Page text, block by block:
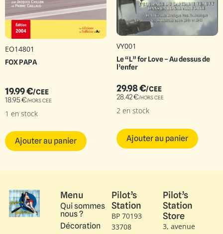
EO14801
FOX PAPA
19.99€/CEE
18.95€/HORS CEE
1 en stock
Ajouter au panier
VY001
Le “L” for Love – Au dessus de
l’enfer
29.98€/CEE
28.42€/HORS CEE
2 en stock
Ajouter au panier
Menu
Qui sommes
nous ?
Décoration
Pilot’s
Station
BP 70193
33708
Pilot’s
Station
Store
3, avenue